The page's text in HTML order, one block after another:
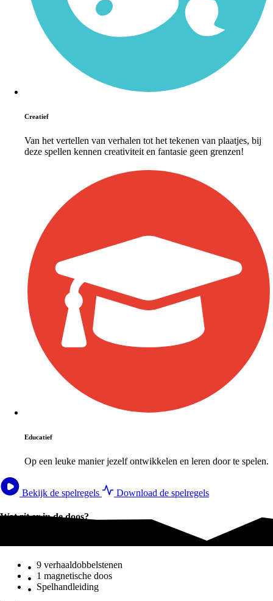
Creatief
Van het vertellen van verhalen tot het tekenen van plaatjes, bij
deze spellen kennen creativiteit en fantasie geen grenzen!
Educatief
Op een leuke manier jezelf ontwikkelen en leren door te spelen.
Bekijk de spelregels Download de spelregels
Wat zit er in de doos?
9 verhaaldobbelstenen
1 magnetische doos
Spelhandleiding